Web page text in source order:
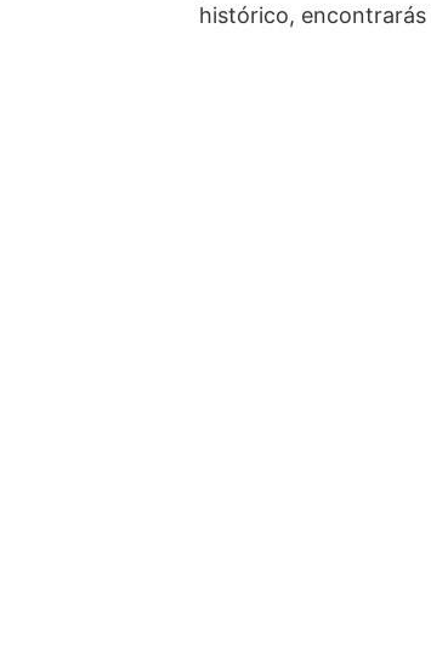
histórico,